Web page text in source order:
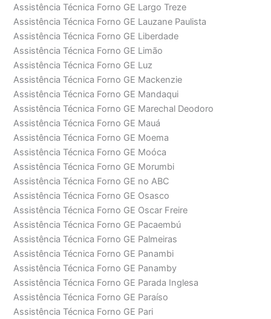
Assistência Técnica Forno GE Largo Treze
Assistência Técnica Forno GE Lauzane Paulista
Assistência Técnica Forno GE Liberdade
Assistência Técnica Forno GE Limão
Assistência Técnica Forno GE Luz
Assistência Técnica Forno GE Mackenzie
Assistência Técnica Forno GE Mandaqui
Assistência Técnica Forno GE Marechal Deodoro
Assistência Técnica Forno GE Mauá
Assistência Técnica Forno GE Moema
Assistência Técnica Forno GE Moóca
Assistência Técnica Forno GE Morumbi
Assistência Técnica Forno GE no ABC
Assistência Técnica Forno GE Osasco
Assistência Técnica Forno GE Oscar Freire
Assistência Técnica Forno GE Pacaembú
Assistência Técnica Forno GE Palmeiras
Assistência Técnica Forno GE Panambi
Assistência Técnica Forno GE Panamby
Assistência Técnica Forno GE Parada Inglesa
Assistência Técnica Forno GE Paraíso
Assistência Técnica Forno GE Pari